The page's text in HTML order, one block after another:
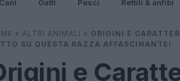
Cani Gatti Pesci Rettili & anfibi
» ALTRI ANIMALI » ORIGINI E
SU QUESTA RAZZA AFFASCINANTE!
e